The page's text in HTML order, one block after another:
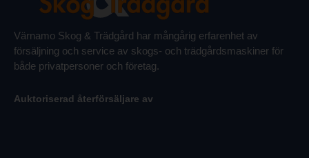
Värnamo Skog & Trädgård har mångårig erfarenhet av
försäljning och service av skogs- och trädgårdsmaskiner för
både privatpersoner och företag.
Auktoriserad återförsäljare av